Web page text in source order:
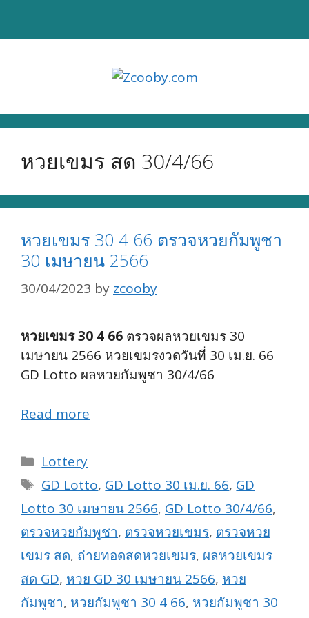
หวยเขมร สด 30/4/66
หวยเขมร 30 4 66 ตรวจหวยกัมพูชา
30 เมษายน 2566
30/04/2023 by zcooby
หวยเขมร 30 4 66 ตรวจผลหวยเขมร 30
เมษายน 2566 หวยเขมรงวดวันที่ 30 เม.ย. 66
GD Lotto ผลหวยกัมพูชา 30/4/66
Read more
Categories
Lottery
Tags
GD Lotto, GD Lotto 30 เม.ย. 66, GD
Lotto 30 เมษายน 2566, GD Lotto 30/4/66,
ตรวจหวยกัมพูชา, ตรวจหวยเขมร, ตรวจหวย
เขมร สด, ถ่ายทอดสดหวยเขมร, ผลหวยเขมร
สด GD, หวย GD 30 เมษายน 2566, หวย
กัมพูชา, หวยกัมพูชา 30 4 66, หวยกัมพูชา 30